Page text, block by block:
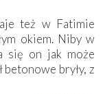
też w Fatimie
okiem. Niby w
się on jak może
betonowe bryły, z